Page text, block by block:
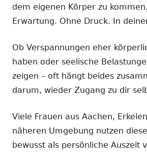
dem eigenen Körper zu
Erwartung. Ohne Druck. In
Ob Verspannungen eher
haben oder seelische
zeigen – oft hängt beides
darum, wieder Zugang zu dir
Viele Frauen aus Aachen,
näheren Umgebung nutzen
bewusst als persönliche Auszeit